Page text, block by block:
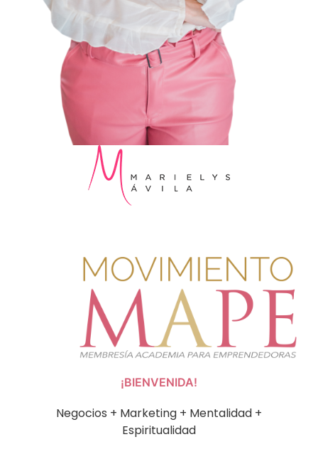
¡BIENVENIDA!
Negocios + Marketing + Mentalidad +
Espiritualidad